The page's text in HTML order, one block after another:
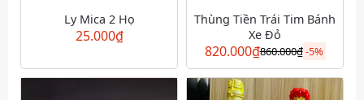
Ly Mica 2 Họ
25.000₫
Thùng Tiền Trái Tim Bánh
Xe Đỏ
820.000₫860.000₫-5%